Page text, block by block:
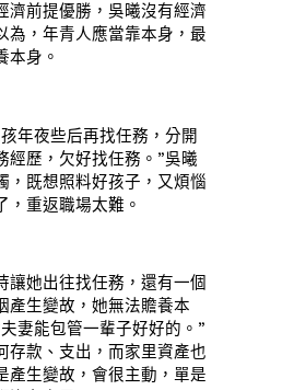
濟前提優勝，吳曦沒有經濟
為，年青人應當靠本身，最
本身。
年夜些后再找任務，分開
經歷，欠好找任務。”吳曦
，既想照料好孩子，又煩惱
，重返職場太難。
讓她出往找任務，還有一個
產生變故，她無法贍養本
妻能包管一輩子好好的。”
存款、支出，而家里資產也
產生變故，會很主動，單是